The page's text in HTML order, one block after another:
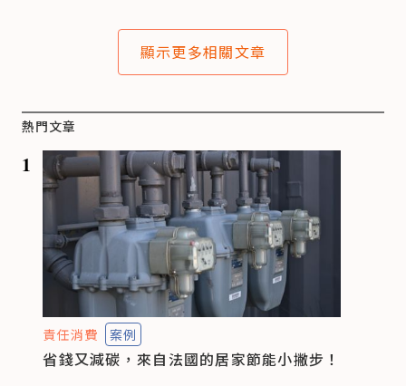
顯示更多相關文章
熱門文章
1
責任消費 案例
省錢又減碳，來自法國的居家節能小撇步！